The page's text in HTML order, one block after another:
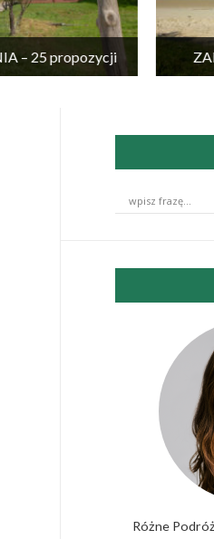
– 25 propozycji
Różne